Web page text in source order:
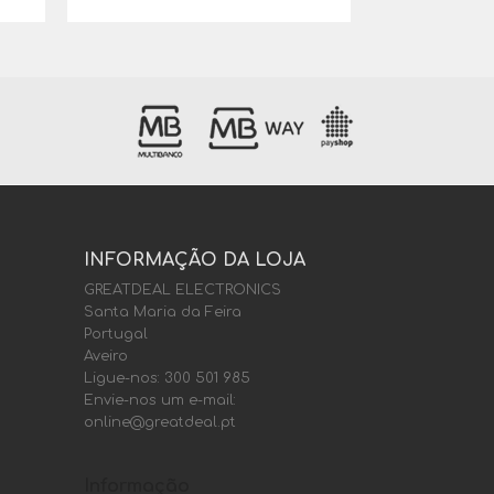
INFORMAÇÃO DA LOJA
GREATDEAL ELECTRONICS
Santa Maria da Feira
Portugal
Aveiro
Ligue-nos: 300 501 985
Envie-nos um e-mail:
online@greatdeal.pt